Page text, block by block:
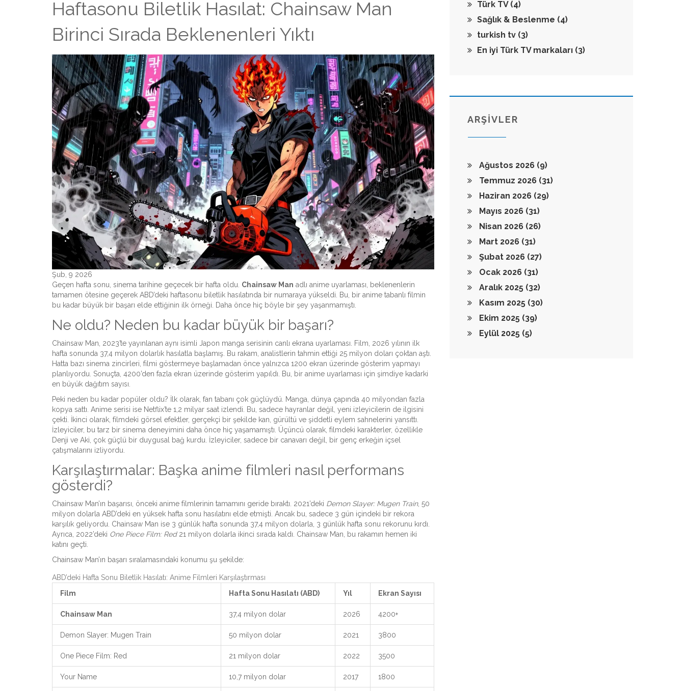
Haftasonu Biletlik Hasılat: Chainsaw Man
Birinci Sırada Beklenenleri Yıktı
Şub, 9 2026
Geçen hafta sonu, sinema tarihine geçecek bir hafta oldu. Chainsaw Man adlı anime uyarlaması, beklenenlerin
tamamen ötesine geçerek ABD’deki haftasonu biletlik hasılatında bir numaraya yükseldi. Bu, bir anime tabanlı filmin
bu kadar büyük bir başarı elde ettiğinin ilk örneği. Daha önce hiç böyle bir şey yaşanmamıştı.
Ne oldu? Neden bu kadar büyük bir başarı?
Chainsaw Man, 2023’te yayınlanan aynı isimli Japon manga serisinin canlı ekrana uyarlaması. Film, 2026 yılının ilk
hafta sonunda 37,4 milyon dolarlık hasılatla başlamış. Bu rakam, analistlerin tahmin ettiği 25 milyon doları çoktan aştı.
Hatta bazı sinema zincirleri, filmi göstermeye başlamadan önce yalnızca 1200 ekran üzerinde gösterim yapmayı
planlıyordu. Sonuçta, 4200’den fazla ekran üzerinde gösterim yapıldı. Bu, bir anime uyarlaması için şimdiye kadarki
en büyük dağıtım sayısı.
Peki neden bu kadar popüler oldu? İlk olarak, fan tabanı çok güçlüydü. Manga, dünya çapında 40 milyondan fazla
kopya sattı. Anime serisi ise Netflix’te 1,2 milyar saat izlendi. Bu, sadece hayranlar değil, yeni izleyicilerin de ilgisini
çekti. İkinci olarak, filmdeki görsel efektler, gerçekçi bir şekilde kan, gürültü ve şiddetli eylem sahnelerini yansıttı.
İzleyiciler, bu tarz bir sinema deneyimini daha önce hiç yaşamamıştı. Üçüncü olarak, filmdeki karakterler, özellikle
Denji ve Aki, çok güçlü bir duygusal bağ kurdu. İzleyiciler, sadece bir canavarı değil, bir genç erkeğin içsel
çatışmalarını izliyordu.
Karşılaştırmalar: Başka anime filmleri nasıl performans
gösterdi?
Chainsaw Man’ın başarısı, önceki anime filmlerinin tamamını geride bıraktı. 2021’deki Demon Slayer: Mugen Train, 50
milyon dolarla ABD’deki en yüksek hafta sonu hasılatını elde etmişti. Ancak bu, sadece 3 gün içindeki bir rekora
karşılık geliyordu. Chainsaw Man ise 3 günlük hafta sonunda 37,4 milyon dolarla, 3 günlük hafta sonu rekorunu kırdı.
Ayrıca, 2022’deki One Piece Film: Red21 milyon dolarla ikinci sırada kaldı. Chainsaw Man, bu rakamın hemen iki
katını geçti.
Chainsaw Man’ın başarı sıralamasındaki konumu şu şekilde:
ABD’deki Hafta Sonu Biletlik Hasılatı: Anime Filmleri Karşılaştırması
Film
Hafta Sonu Hasılatı (ABD) Yıl Ekran Sayısı
Chainsaw Man 37,4 milyon dolar 2026 4200+
Demon Slayer: Mugen Train 50 milyon dolar 2021 3800
One Piece Film: Red 21 milyon dolar 2022 3500
Your Name 10,7 milyon dolar 2017 1800
Türk TV (4)
Sağlık & Beslenme (4)
turkish tv (3)
En iyi Türk TV markaları (3)
ARŞİVLER
Ağustos 2026 (9)
Temmuz 2026 (31)
Haziran 2026 (29)
Mayıs 2026 (31)
Nisan 2026 (26)
Mart 2026 (31)
Şubat 2026 (27)
Ocak 2026 (31)
Aralık 2025 (32)
Kasım 2025 (30)
Ekim 2025 (39)
Eylül 2025 (5)